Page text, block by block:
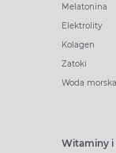
Melatonina
Elektrolity
Kolagen
Zatoki
Woda morska
Witaminy i